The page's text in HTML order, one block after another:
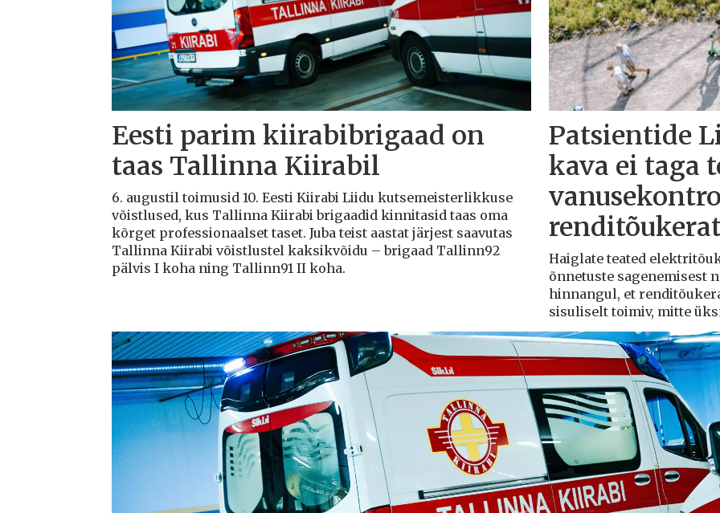
Eesti parim kiirabibrigaad on
taas Tallinna Kiirabil
6. augustil toimusid 10. Eesti Kiirabi Liidu kutsemeisterlikkuse
võistlused, kus Tallinna Kiirabi brigaadid kinnitasid taas oma
kõrget professionaalset taset. Juba teist aastat järjest saavutas
Tallinna Kiirabi võistlustel kaksikvõidu – brigaad Tallinn92
pälvis I koha ning Tallinn91 II koha.
Patsientide
kava ei taga
Haiglate teated
õnnetuste sagenemisest
hinnangul, et
sisuliselt toimiv, mitte